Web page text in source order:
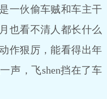
一伙偷车贼和车主干
也看不清人都长什么
作狠厉，能看得出年
声，飞shen挡在了车